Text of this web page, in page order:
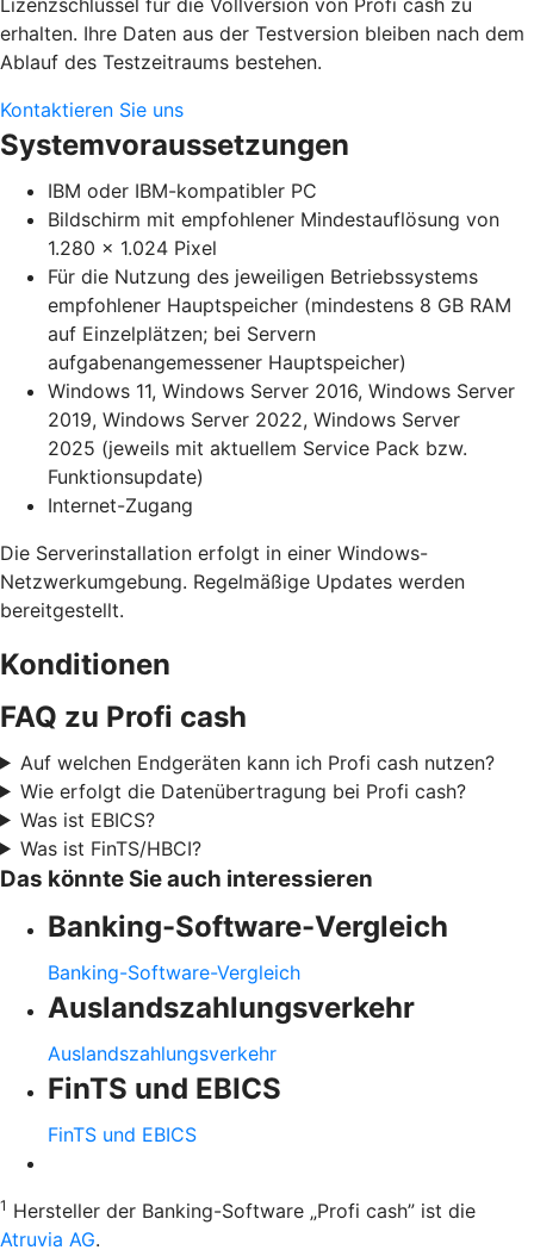
erhalten. Ihre Daten aus der Testversion bleiben nach dem
Ablauf des Testzeitraums bestehen.
Kontaktieren Sie uns
Systemvoraussetzungen
IBM oder IBM-kompatibler PC
Bildschirm mit empfohlener Mindestauflösung von
1.280 x 1.024 Pixel
Für die Nutzung des jeweiligen Betriebssystems
empfohlener Hauptspeicher (mindestens 8 GB RAM
auf Einzelplätzen; bei Servern
aufgabenangemessener Hauptspeicher)
Windows 11, Windows Server 2016, Windows Server
2019, Windows Server 2022, Windows Server
2025 (jeweils mit aktuellem Service Pack bzw.
Funktionsupdate)
Internet-Zugang
Die Serverinstallation erfolgt in einer Windows-
Netzwerkumgebung. Regelmäßige Updates werden
bereitgestellt.
Konditionen
FAQ zu Profi cash
Auf welchen Endgeräten kann ich Profi cash nutzen?
Wie erfolgt die Datenübertragung bei Profi cash?
Was ist EBICS?
Was ist FinTS/HBCI?
Das könnte Sie auch interessieren
Banking-Software-Vergleich
Banking-Software-Vergleich
Auslandszahlungsverkehr
Auslandszahlungsverkehr
FinTS und EBICS
FinTS und EBICS
1 Hersteller der Banking-Software „Profi cash” ist die
Atruvia AG.